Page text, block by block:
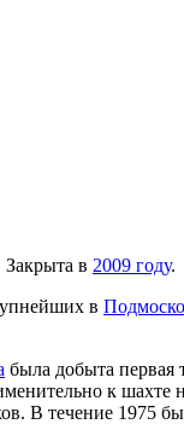
Закрыта в 2009 году.
в
была добыта первая
к шахте
В течение 1975